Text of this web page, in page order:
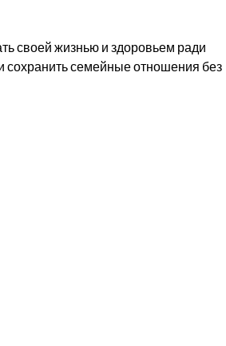
своей жизнью и здоровьем ради
сохранить семейные отношения без